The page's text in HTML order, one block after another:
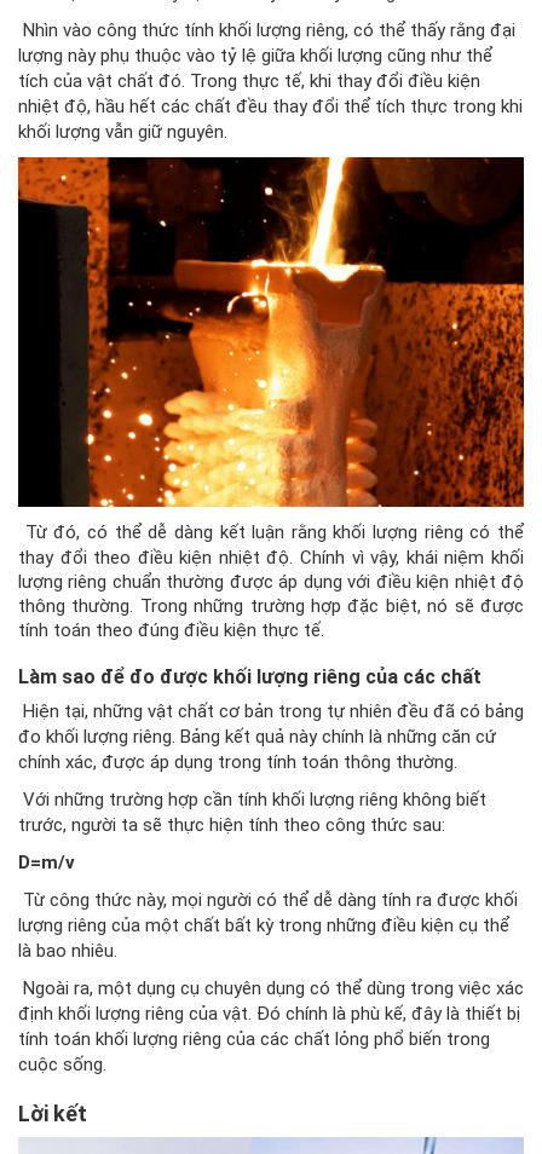
Nhìn vào công thức tính khối lượng riêng, có thể thấy rằng đại
lượng này phụ thuộc vào tỷ lệ giữa khối lượng cũng như thể
tích của vật chất đó. Trong thực tế, khi thay đổi điều kiện
nhiệt độ, hầu hết các chất đều thay đổi thể tích thực trong khi
khối lượng vẫn giữ nguyên.
Từ đó, có thể dễ dàng kết luận rằng khối lượng riêng có thể
thay đổi theo điều kiện nhiệt độ. Chính vì vậy, khái niệm khối
lượng riêng chuẩn thường được áp dụng với điều kiện nhiệt độ
thông thường. Trong những trường hợp đặc biệt, nó sẽ được
tính toán theo đúng điều kiện thực tế.
Làm sao để đo được khối lượng riêng của các chất
Hiện tại, những vật chất cơ bản trong tự nhiên đều đã có bảng
đo khối lượng riêng. Bảng kết quả này chính là những căn cứ
chính xác, được áp dụng trong tính toán thông thường.
Với những trường hợp cần tính khối lượng riêng không biết
trước, người ta sẽ thực hiện tính theo công thức sau:
D=m/v
Từ công thức này, mọi người có thể dễ dàng tính ra được khối
lượng riêng của một chất bất kỳ trong những điều kiện cụ thể
là bao nhiêu.
Ngoài ra, một dụng cụ chuyên dụng có thể dùng trong việc xác
định khối lượng riêng của vật. Đó chính là phù kế, đây là thiết bị
tính toán khối lượng riêng của các chất lỏng phổ biến trong
cuộc sống.
Lời kết